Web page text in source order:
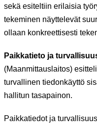
sekä esiteltiin erilaisia
tekeminen näyttelevät
ollaan konkreettisesti
Paikkatieto ja
(Maanmittauslaitos)
turvallinen tiedonkäyttö
hallitun tasapainon.
Paikkatiedot ja